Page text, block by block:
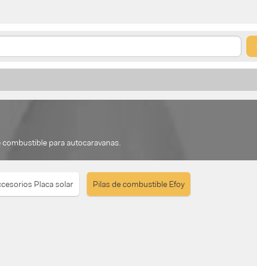
para autocaravanas.
Placa solar Pilas de combustible Efoy